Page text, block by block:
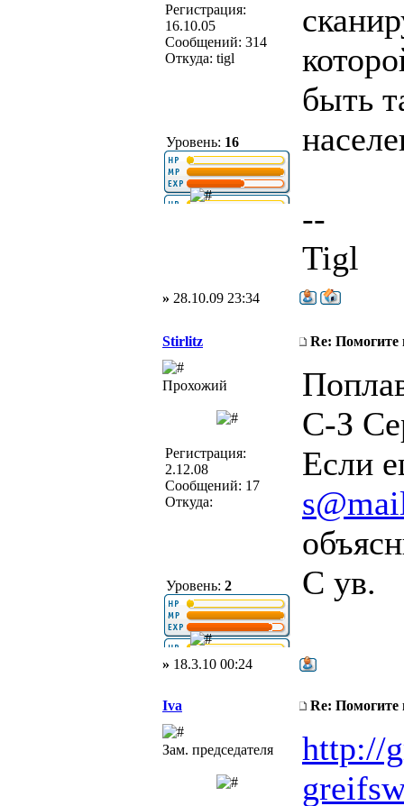
Регистрация:
16.10.05
Сообщений: 314
Откуда: tigl
Уровень: 16
быть
--
Tigl
» 28.10.09 23:34
Stirlitz Re:
Прохожий
Регистрация:
2.12.08
Сообщений: 17
Откуда:
Уровень: 2
С-З
Если
С ув.
» 18.3.10 00:24
Iva Re:
Зам. председателя
http://